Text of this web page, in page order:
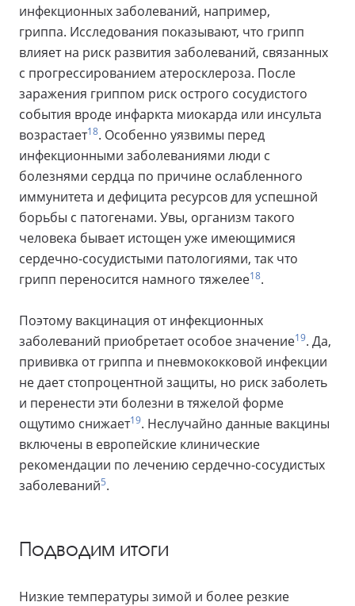
инфекционных заболеваний, например,
гриппа. Исследования показывают, что грипп
влияет на риск развития заболеваний, связанных
с прогрессированием атеросклероза. После
заражения гриппом риск острого сосудистого
события вроде инфаркта миокарда или инсульта
возрастает18. Особенно уязвимы перед
инфекционными заболеваниями люди с
болезнями сердца по причине ослабленного
иммунитета и дефицита ресурсов для успешной
борьбы с патогенами. Увы, организм такого
человека бывает истощен уже имеющимися
сердечно-сосудистыми патологиями, так что
грипп переносится намного тяжелее18.
Поэтому вакцинация от инфекционных
заболеваний приобретает особое значение19. Да,
прививка от гриппа и пневмококковой инфекции
не дает стопроцентной защиты, но риск заболеть
и перенести эти болезни в тяжелой форме
ощутимо снижает19. Неслучайно данные вакцины
включены в европейские клинические
рекомендации по лечению сердечно-сосудистых
заболеваний5.
Подводим итоги
Низкие температуры зимой и более резкие